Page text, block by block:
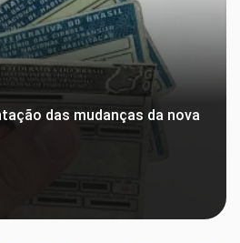
das mudanças da nova